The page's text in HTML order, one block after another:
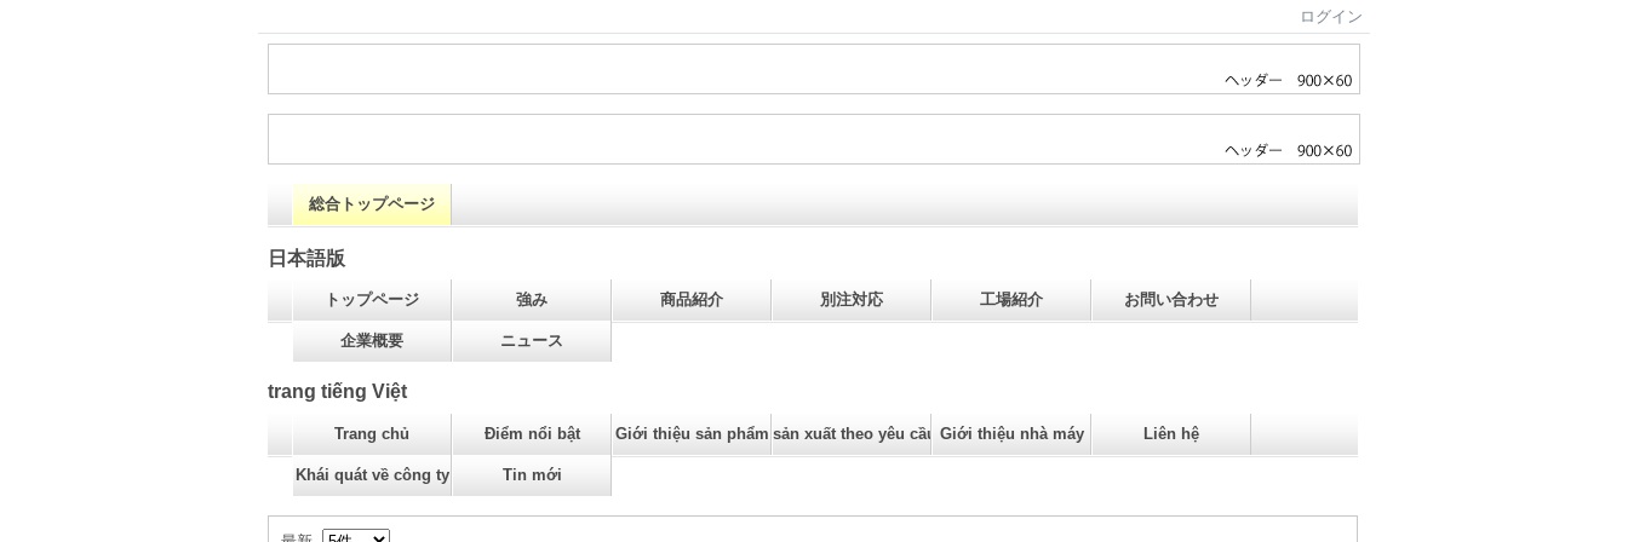
ログイン
総合トップページ
日本語版
トップページ 強み 商品紹介 別注対応 工場紹介 お問い合わせ
企業概要 ニュース
trang tiếng Việt
Trang chủ Điểm nổi bật Giới thiệu sản phẩm sản xuất theo yêu cầu Giới thiệu nhà máy Liên hệ
Khái quát về công ty Tin mới